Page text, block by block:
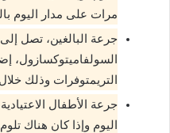
مرات على مدار اليوم
التريمتوفرات وذلك
جرعة الأطفال